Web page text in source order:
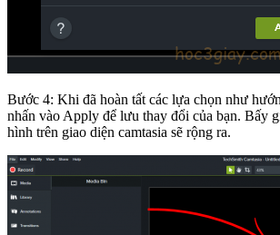
Bước 4: Khi đã hoàn tất các lựa chọn như
nhấn vào Apply để lưu thay đổi của bạn. Bấy
hình trên giao diện camtasia sẽ rộng ra.